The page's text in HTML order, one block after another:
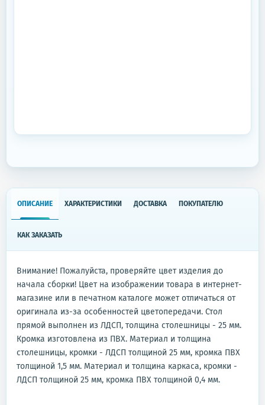
ОПИСАНИЕ ХАРАКТЕРИСТИКИ ДОСТАВКА ПОКУПАТЕЛЮ
КАК ЗАКАЗАТЬ
Внимание! Пожалуйста, проверяйте цвет изделия до
начала сборки! Цвет на изображении товара в интернет-
магазине или в печатном каталоге может отличаться от
оригинала из-за особенностей цветопередачи. Стол
прямой выполнен из ЛДСП, толщина столешницы - 25 мм.
Кромка изготовлена из ПВХ. Материал и толщина
столешницы, кромки - ЛДСП толщиной 25 мм, кромка ПВХ
толщиной 1,5 мм. Материал и толщина каркаса, кромки -
ЛДСП толщиной 25 мм, кромка ПВХ толщиной 0,4 мм.